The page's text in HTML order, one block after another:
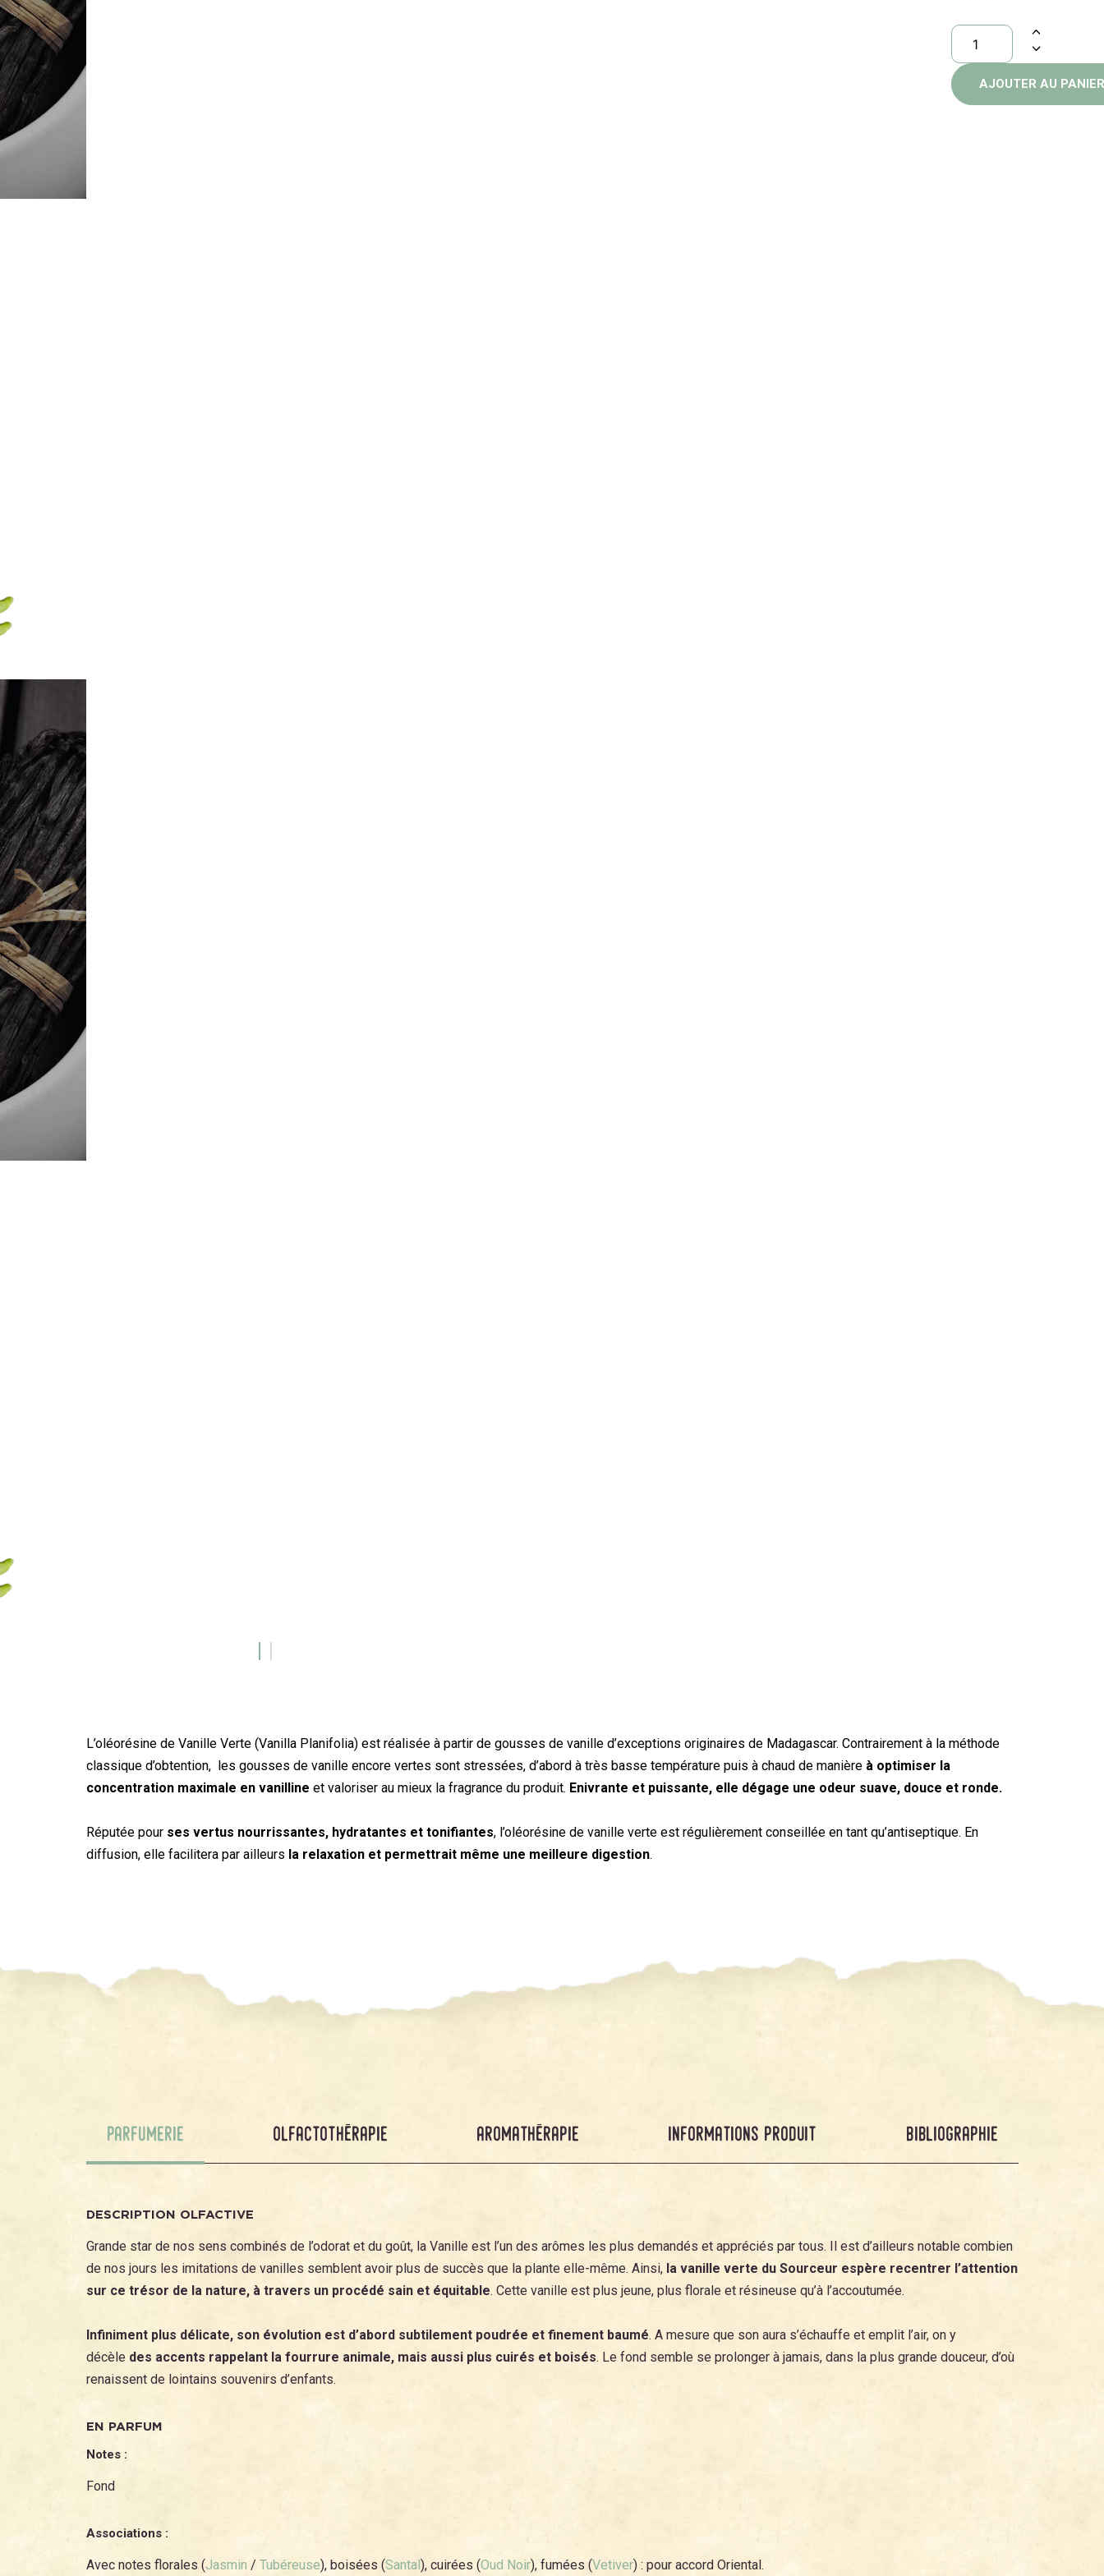
AJOUTER AU PANIER
L’oléorésine de Vanille Verte (Vanilla Planifolia) est réalisée à partir de gousses de vanille d’exceptions originaires de Madagascar. Contrairement à la méthode
classique d’obtention, les gousses de vanille encore vertes sont stressées, d’abord à très basse température puis à chaud de manière à optimiser la
concentration maximale en vanilline et valoriser au mieux la fragrance du produit. Enivrante et puissante, elle dégage une odeur suave, douce et ronde.
Réputée pour ses vertus nourrissantes, hydratantes et tonifiantes, l’oléorésine de vanille verte est régulièrement conseillée en tant qu’antiseptique. En
diffusion, elle facilitera par ailleurs la relaxation et permettrait même une meilleure digestion.
parfumerie olfactothérapie aromathérapie informations produit bibliographie
DESCRIPTION OLFACTIVE
Grande star de nos sens combinés de l’odorat et du goût, la Vanille est l’un des arômes les plus demandés et appréciés par tous. Il est d’ailleurs notable combien
de nos jours les imitations de vanilles semblent avoir plus de succès que la plante elle-même. Ainsi, la vanille verte du Sourceur espère recentrer l’attention
sur ce trésor de la nature, à travers un procédé sain et équitable. Cette vanille est plus jeune, plus florale et résineuse qu’à l’accoutumée.
Infiniment plus délicate, son évolution est d’abord subtilement poudrée et finement baumé. A mesure que son aura s’échauffe et emplit l’air, on y
décèle des accents rappelant la fourrure animale, mais aussi plus cuirés et boisés. Le fond semble se prolonger à jamais, dans la plus grande douceur, d’où
renaissent de lointains souvenirs d’enfants.
EN PARFUM
Notes :
Fond
Associations :
Avec notes florales (Jasmin / Tubéreuse), boisées (Santal), cuirées (Oud Noir), fumées (Vetiver) : pour accord Oriental.